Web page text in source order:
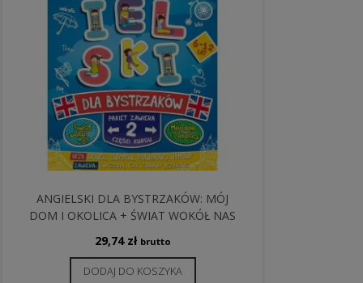
ANGIELSKI DLA BYSTRZAKÓW: MÓJ
DOM I OKOLICA + ŚWIAT WOKÓŁ NAS
29,74 zł brutto
DODAJ DO KOSZYKA